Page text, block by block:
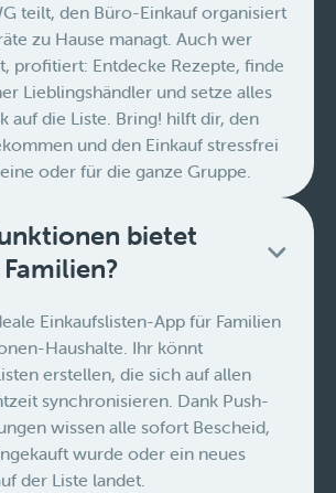
teilt, den Büro-Einkauf organisiert
zu Hause managt. Auch wer
profitiert: Entdecke Rezepte, finde
Lieblingshändler und setze alles
auf die Liste. Bring! hilft dir, den
und den Einkauf stressfrei
oder für die ganze Gruppe.
bietet
Einkaufslisten-App für Familien
Haushalte. Ihr könnt
erstellen, die sich auf allen
synchronisieren. Dank Push-
wissen alle sofort Bescheid,
wurde oder ein neues
der Liste landet.